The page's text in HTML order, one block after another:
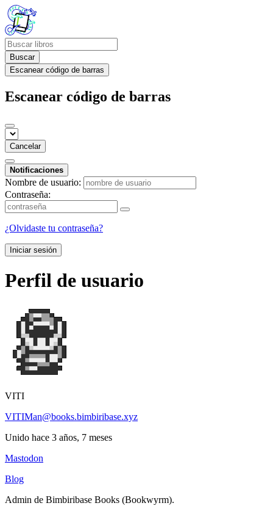
Buscar
Escanear código de barras
Escanear código de barras
Cancelar
Notificaciones
Nombre de usuario:
Contraseña:
¿Olvidaste tu contraseña?
Iniciar sesión
Perfil de usuario
VITI
VITIMan@books.bimbiribase.xyz
Unido hace 3 años, 7 meses
Mastodon
Blog
Admin de Bimbiribase Books (Bookwyrm).